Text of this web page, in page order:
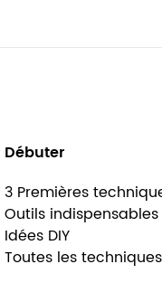
Débuter
3 Premières
Outils indispensables
Idées DIY
Toutes les techniques